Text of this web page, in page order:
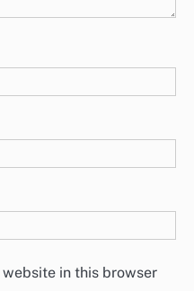
website in this browser